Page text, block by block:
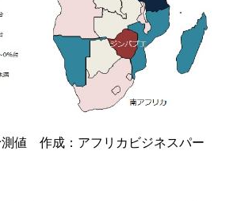
測値 作成：アフリカビジネスパー